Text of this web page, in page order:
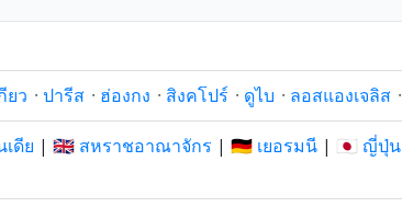
ยว · ปารีส · ฮ่องกง · สิงคโปร์ · ดูไบ · ลอสแองเจลิส ·
ดีย | 🇬🇧 สหราชอาณาจักร | 🇩🇪 เยอรมนี | 🇯🇵 ญี่ปุ่น